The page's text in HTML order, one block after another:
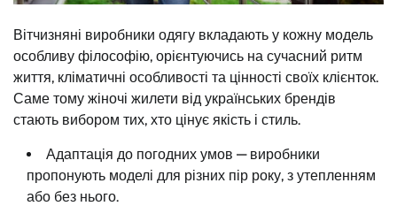
Вітчизняні виробники одягу вкладають у кожну модель
особливу філософію, орієнтуючись на сучасний ритм
життя, кліматичні особливості та цінності своїх клієнток.
Саме тому жіночі жилети від українських брендів
стають вибором тих, хто цінує якість і стиль.
Адаптація до погодних умов — виробники
пропонують моделі для різних пір року, з утепленням
або без нього.